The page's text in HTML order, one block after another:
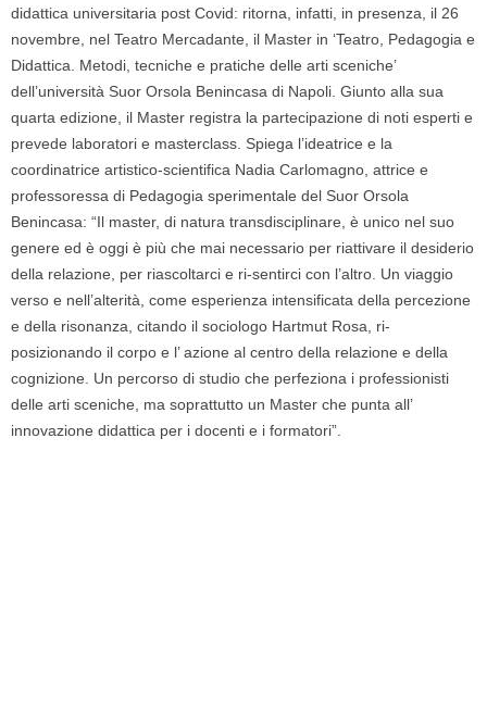
didattica universitaria post Covid: ritorna, infatti, in presenza, il 26
novembre, nel Teatro Mercadante, il Master in ‘Teatro, Pedagogia e
Didattica. Metodi, tecniche e pratiche delle arti sceniche’
dell’università Suor Orsola Benincasa di Napoli. Giunto alla sua
quarta edizione, il Master registra la partecipazione di noti esperti e
prevede laboratori e masterclass. Spiega l’ideatrice e la
coordinatrice artistico-scientifica Nadia Carlomagno, attrice e
professoressa di Pedagogia sperimentale del Suor Orsola
Benincasa: “Il master, di natura transdisciplinare, è unico nel suo
genere ed è oggi è più che mai necessario per riattivare il desiderio
della relazione, per riascoltarci e ri-sentirci con l’altro. Un viaggio
verso e nell’alterità, come esperienza intensificata della percezione
e della risonanza, citando il sociologo Hartmut Rosa, ri-
posizionando il corpo e l’ azione al centro della relazione e della
cognizione. Un percorso di studio che perfeziona i professionisti
delle arti sceniche, ma soprattutto un Master che punta all’
innovazione didattica per i docenti e i formatori”.